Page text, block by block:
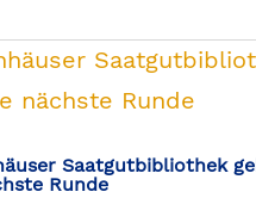
Saatgutbibliothek
Runde